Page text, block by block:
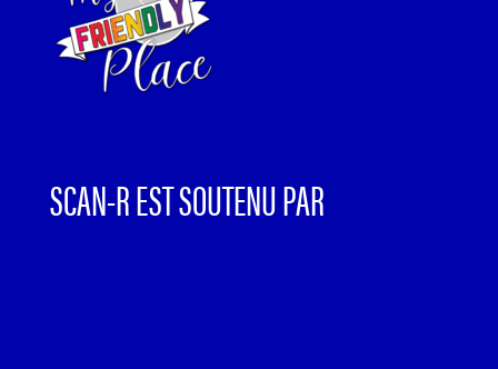
SCAN-R EST SOUTENU PAR